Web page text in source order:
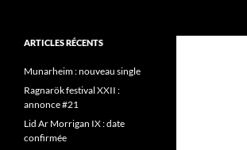
Folk Pagan Webzine
ARTICLES RÉCENTS
Munarheim : nouveau single
Ragnarök festival XXII :
annonce #21
Lid Ar Morrigan IX : date
confirmée